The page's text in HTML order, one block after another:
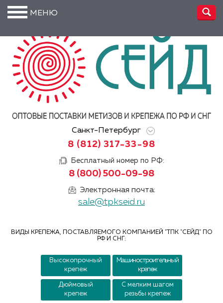
Санкт-Петербург
8 (812) 317-33-98
Бесплатный номер по РФ:
8 (800) 500-09-98
Электронная почта:
sale@tpkseid.ru
ВИДЫ КРЕПЕЖА, ПОСТАВЛЯЕМОГО КОМПАНИЕЙ "ТПК "СЕЙД" ПО
РФ И СНГ:
Высокопрочный
крепеж
Машиностроительный
крепеж
Дюймовый
крепеж
С мелким шагом
резьбы крепеж
МЕНЮ
О
компании
Производство
Доставка
Услуги
Контакты